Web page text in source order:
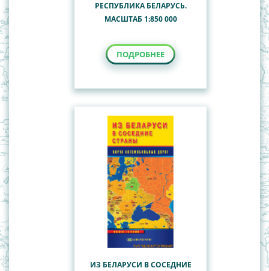
РЕСПУБЛИКА БЕЛАРУСЬ.
МАСШТАБ 1:850 000
ПОДРОБНЕЕ
ИЗ БЕЛАРУСИ В СОСЕДНИЕ